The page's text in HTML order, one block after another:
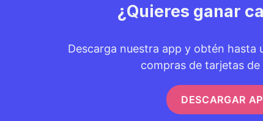
¿Quieres ganar
Descarga nuestra app y obtén hasta
compras de tarjetas de
DESCARGAR